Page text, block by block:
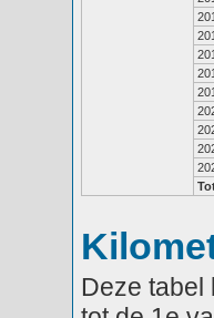
Deze tabel